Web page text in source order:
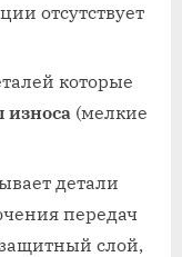
отсутствует
которые
износа (мелкие
детали
передач
слой,